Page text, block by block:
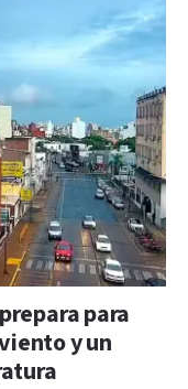
para
y un